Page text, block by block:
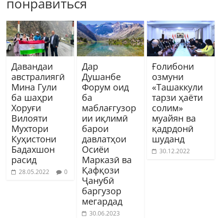
Давандаи
австралиягӣ
Мина Гули
ба шаҳри
Хоруғи
Вилояти
Мухтори
Куҳистони
Бадахшон
расид
28.05.2022 0
Дар
Душанбе
Форум оид
ба
маблағгузор
ии иқлимӣ
барои
давлатҳои
Осиёи
Марказӣ ва
Қафқози
Ҷанубӣ
баргузор
мегардад
30.06.2023
Ғолибони
озмуни
«Ташаккули
тарзи ҳаёти
солим»
муайян ва
қадрдонӣ
шуданд
30.12.2022